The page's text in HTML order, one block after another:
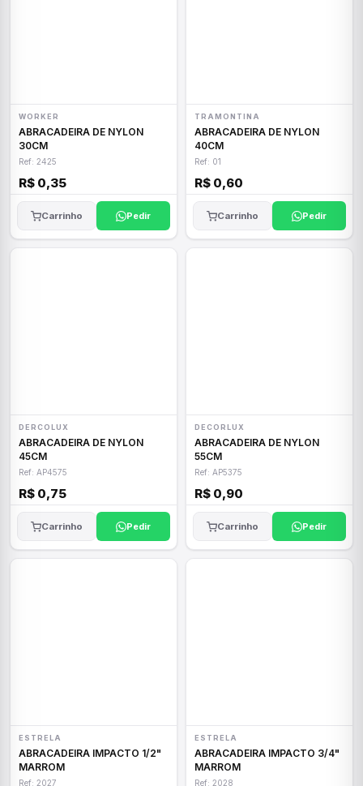
WORKER
ABRACADEIRA DE NYLON
30CM
Ref: 2425
R$ 0,35
Carrinho Pedir
TRAMONTINA
ABRACADEIRA DE NYLON
40CM
Ref: 01
R$ 0,60
Carrinho Pedir
DERCOLUX
ABRACADEIRA DE NYLON
45CM
Ref: AP4575
R$ 0,75
Carrinho Pedir
DECORLUX
ABRACADEIRA DE NYLON
55CM
Ref: AP5375
R$ 0,90
Carrinho Pedir
ESTRELA
ABRACADEIRA IMPACTO 1/2"
MARROM
Ref: 2027
ESTRELA
ABRACADEIRA IMPACTO 3/4"
MARROM
Ref: 2028